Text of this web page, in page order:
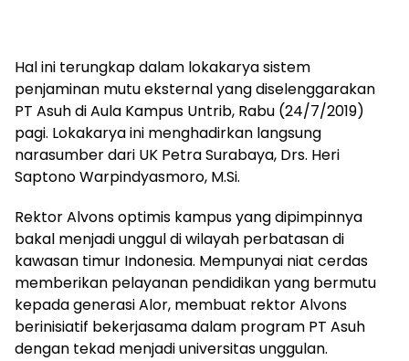
Hal ini terungkap dalam lokakarya sistem
penjaminan mutu eksternal yang diselenggarakan
PT Asuh di Aula Kampus Untrib, Rabu (24/7/2019)
pagi. Lokakarya ini menghadirkan langsung
narasumber dari UK Petra Surabaya, Drs. Heri
Saptono Warpindyasmoro, M.Si.
Rektor Alvons optimis kampus yang dipimpinnya
bakal menjadi unggul di wilayah perbatasan di
kawasan timur Indonesia. Mempunyai niat cerdas
memberikan pelayanan pendidikan yang bermutu
kepada generasi Alor, membuat rektor Alvons
berinisiatif bekerjasama dalam program PT Asuh
dengan tekad menjadi universitas unggulan.